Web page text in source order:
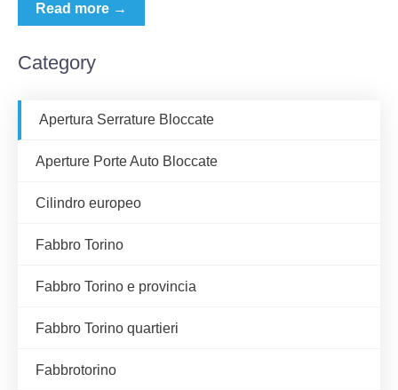
Read more →
Category
Apertura Serrature Bloccate
Aperture Porte Auto Bloccate
Cilindro europeo
Fabbro Torino
Fabbro Torino e provincia
Fabbro Torino quartieri
Fabbrotorino